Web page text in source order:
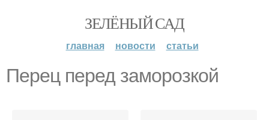
ЗЕЛЁНЫЙ САД
главная новости статьи
Перец перед заморозкой